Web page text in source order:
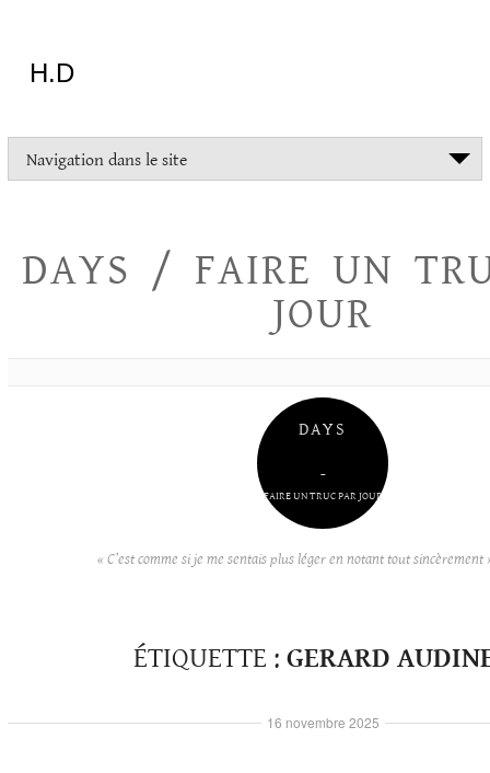
H.D
tout
essayer
Navigation dans le site
DAYS / FAIRE UN
JOUR
DAYS
–
FAIRE UN TRUC PAR JOUR
« C’est comme si je me sentais plus léger en notant tout sincèrement
ÉTIQUETTE : GERARD
16 novembre 2025